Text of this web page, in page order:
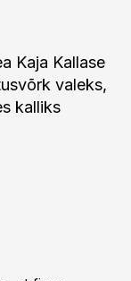
Kaja Kallase
valeks,
kalliks